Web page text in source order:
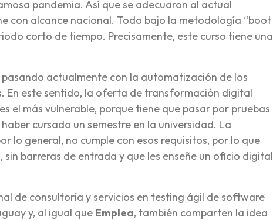
pandemia. Así que se adecuaron al actual
con alcance nacional. Todo bajo la metodología “boot
corto de tiempo. Precisamente, este curso tiene una
actualmente con la automatización de los
. En este sentido, la oferta de transformación digital
el más vulnerable, porque tiene que pasar por pruebas
cursado un semestre en la universidad. La
lo general, no cumple con esos requisitos, por lo que
barreras de entrada y que les enseñe un oficio digital
de consultoría y servicios en testing ágil de software
y, al igual que Emplea, también comparten la idea